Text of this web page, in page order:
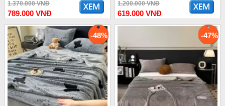
1.370.000 VNĐ
789.000 VNĐ
1.200.000 VNĐ
619.000 VNĐ
-48% -47%